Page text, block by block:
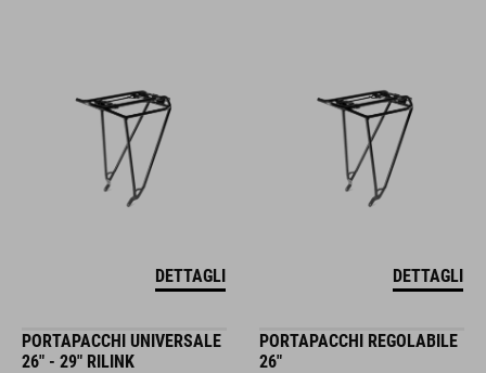
DETTAGLI DETTAGLI
PORTAPACCHI UNIVERSALE
26" - 29" RILINK
PORTAPACCHI REGOLABILE
26"